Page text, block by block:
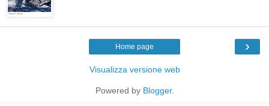
›
Home page
Visualizza versione web
Powered by Blogger.